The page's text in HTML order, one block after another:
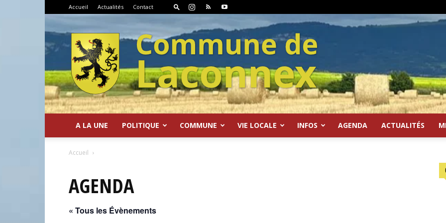
Accueil Actualités Contact
A LA UNE POLITIQUE COMMUNE VIE LOCALE INFOS AGENDA ACTUALITÉS
Accueil
AGENDA
« Tous les Évènements